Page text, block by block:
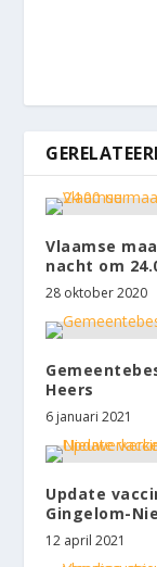
Vlaamse
nacht om
28 oktober 2020
Heers
6 januari 2021
Update
Gingelom-
12 april 2021